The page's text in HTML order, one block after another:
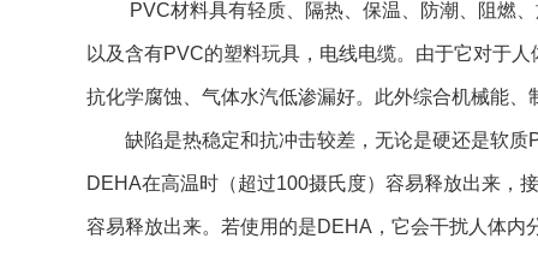
以及含有PVC的塑料玩具，电线电缆。由于它对于
抗化学腐蚀、气体水汽低渗漏好。此外综合机械能
缺陷是热稳定和抗冲击较差，无论是硬还是软
DEHA在高温时（超过100摄氏度）容易释放出来，
容易释放出来。若使用的是DEHA，它会干扰人体